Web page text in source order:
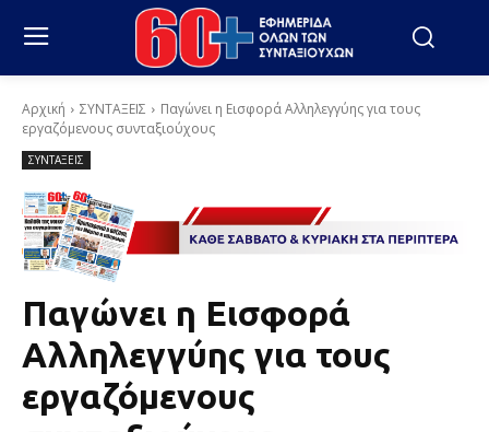
Αρχική ΣΥΝΤΑΞΕΙΣ
Παγώνει η Εισφορά Αλληλεγγύης για τους
εργαζόμενους συνταξιούχους
ΣΥΝΤΑΞΕΙΣ
Παγώνει η Εισφορά
Αλληλεγγύης για τους
εργαζόμενους